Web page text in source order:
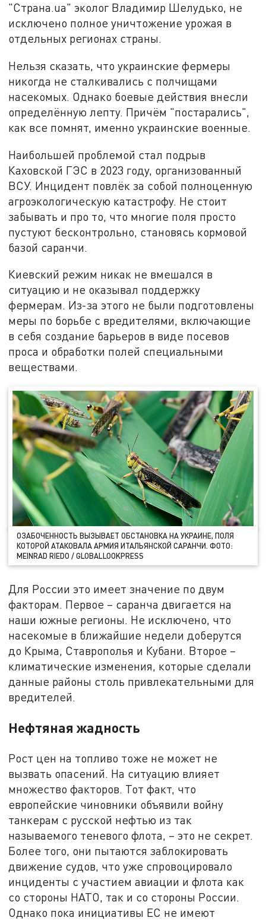
"Страна.ua" эколог Владимир Шелудько, не
исключено полное уничтожение урожая в
отдельных регионах страны.
Нельзя сказать, что украинские фермеры
никогда не сталкивались с полчищами
насекомых. Однако боевые действия внесли
определённую лепту. Причём "постарались",
как все помнят, именно украинские военные.
Наибольшей проблемой стал подрыв
Каховской ГЭС в 2023 году, организованный
ВСУ. Инцидент повлёк за собой полноценную
агроэкологическую катастрофу. Не стоит
забывать и про то, что многие поля просто
пустуют бесконтрольно, становясь кормовой
базой саранчи.
Киевский режим никак не вмешался в
ситуацию и не оказывал поддержку
фермерам. Из-за этого не были подготовлены
меры по борьбе с вредителями, включающие
в себя создание барьеров в виде посевов
проса и обработки полей специальными
веществами.
ОЗАБОЧЕННОСТЬ ВЫЗЫВАЕТ ОБСТАНОВКА НА УКРАИНЕ, ПОЛЯ
КОТОРОЙ АТАКОВАЛА АРМИЯ ИТАЛЬЯНСКОЙ САРАНЧИ. ФОТО:
MEINRAD RIEDO / GLOBALLOOKPRESS
Для России это имеет значение по двум
факторам. Первое – саранча двигается на
наши южные регионы. Не исключено, что
насекомые в ближайшие недели доберутся
до Крыма, Ставрополья и Кубани. Второе –
климатические изменения, которые сделали
данные районы столь привлекательными для
вредителей.
Нефтяная жадность
Рост цен на топливо тоже не может не
вызвать опасений. На ситуацию влияет
множество факторов. Тот факт, что
европейские чиновники объявили войну
танкерам с русской нефтью из так
называемого теневого флота, – это не секрет.
Более того, они пытаются заблокировать
движение судов, что уже спровоцировало
инциденты с участием авиации и флота как
со стороны НАТО, так и со стороны России.
Однако пока инициативы ЕС не имеют